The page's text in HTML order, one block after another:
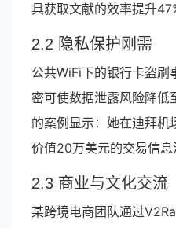
具获取文献的效率提升
2.2 隐私保护刚需
公共WiFi下的银行卡盗刷
密可使数据泄露风险降低
的案例显示：她在迪拜机
价值20万美元的交易信息
2.3 商业与文化交流
某跨境电商团队通过